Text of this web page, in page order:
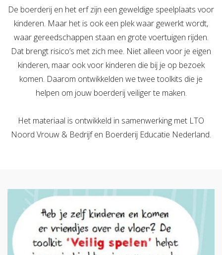
Verzuimbegeleiding Arbopakket seizoenswerker
Vitaliteit
Vitaliteitsscan Vertrouwenspersoon
Actueel
Actueel
Agenda
Over Stigas
Onze diensten
3V's van Stigas Aan de slag met Vitaliteit Aan
De boerderij en het erf zijn een geweldige speelplaats voor
kinderen. Maar het is ook een plek waar gewerkt wordt,
waar gereedschappen staan en grote voertuigen rijden.
Dat brengt risico’s met zich mee. Niet alleen voor je eigen
kinderen, maar ook voor kinderen die bij je op bezoek
komen. Daarom ontwikkelden we twee toolkits die je
helpen om jouw boerderij veiliger te maken.
Het materiaal is ontwikkeld in samenwerking met LTO
Noord Vrouw & Bedrijf en Boerderij Educatie Nederland.